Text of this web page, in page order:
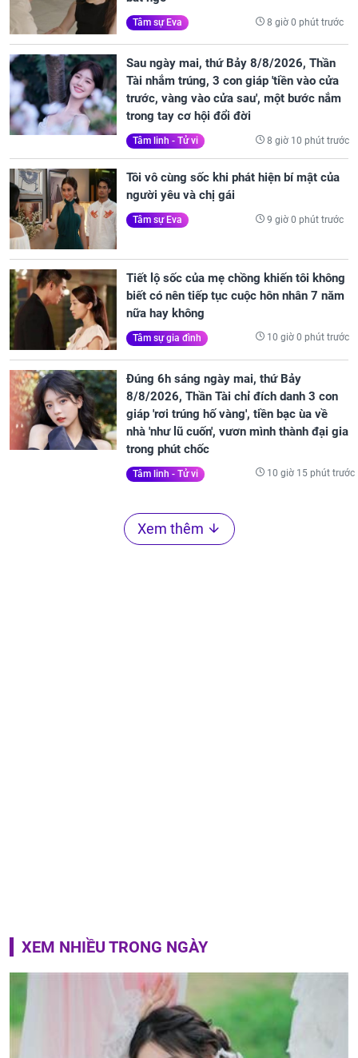
Tâm sự Eva 8 giờ 0 phút trước
Sau ngày mai, thứ Bảy 8/8/2026, Thần
Tài nhắm trúng, 3 con giáp 'tiền vào cửa
trước, vàng vào cửa sau', một bước nắm
trong tay cơ hội đổi đời
Tâm linh - Tử vi 8 giờ 10 phút trước
Tôi vô cùng sốc khi phát hiện bí mật của
người yêu và chị gái
Tâm sự Eva 9 giờ 0 phút trước
Tiết lộ sốc của mẹ chồng khiến tôi không
biết có nên tiếp tục cuộc hôn nhân 7 năm
nữa hay không
Tâm sự gia đình 10 giờ 0 phút trước
Đúng 6h sáng ngày mai, thứ Bảy
8/8/2026, Thần Tài chỉ đích danh 3 con
giáp 'rơi trúng hố vàng', tiền bạc ùa về
nhà 'như lũ cuốn', vươn mình thành đại gia
trong phút chốc
Tâm linh - Tử vi 10 giờ 15 phút trước
Xem thêm
XEM NHIỀU TRONG NGÀY